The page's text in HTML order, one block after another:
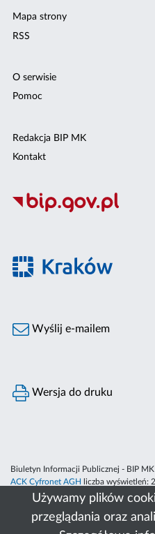
Używamy plików
przeglądania oraz
Mapa strony
RSS
O serwisie
Pomoc
Redakcja BIP MK
Kontakt
Wyślij e-mailem
Wersja do druku
Biuletyn Informacji Publicznej - BIP
ACK Cyfronet AGH
liczba wyświetleń: